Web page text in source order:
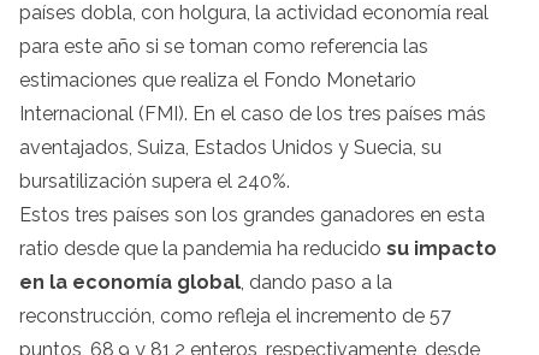
países dobla, con holgura, la actividad economía real
para este año si se toman como referencia las
estimaciones que realiza el Fondo Monetario
Internacional (FMI). En el caso de los tres países más
aventajados, Suiza, Estados Unidos y Suecia, su
bursatilización supera el 240%.
Estos tres países son los grandes ganadores en esta
ratio desde que la pandemia ha reducido su impacto
en la economía global, dando paso a la
reconstrucción, como refleja el incremento de 57
puntos, 68,9 y 81,2 enteros, respectivamente, desde